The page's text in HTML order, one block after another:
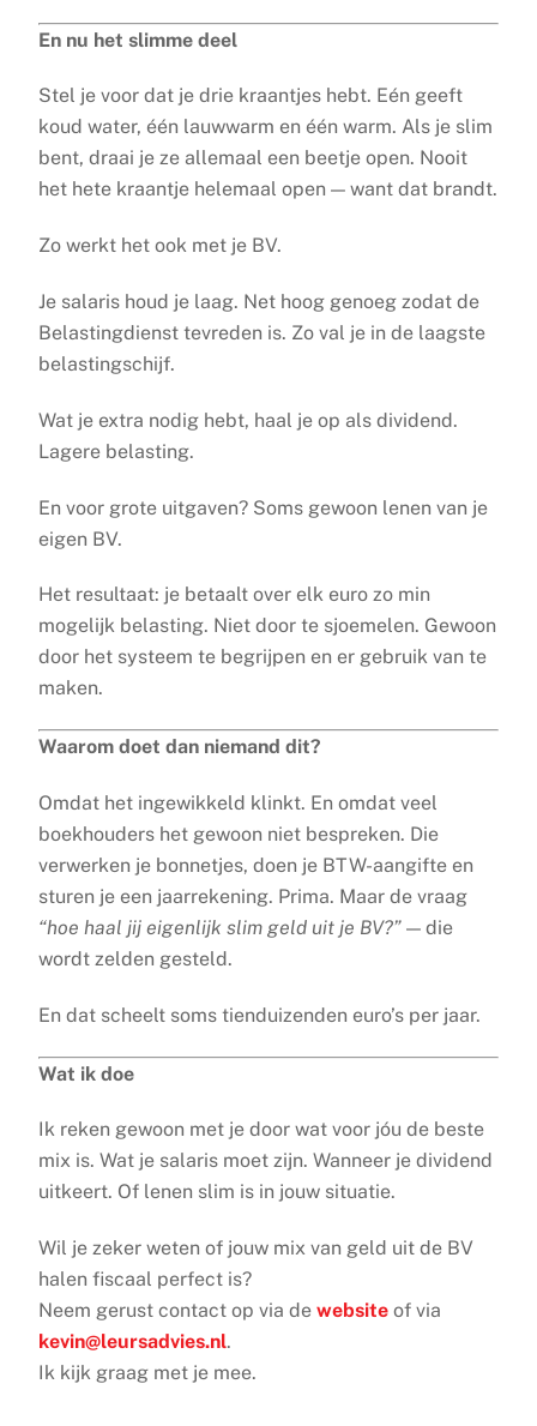
En nu het slimme deel
Stel je voor dat je drie kraantjes hebt. Eén geeft
koud water, één lauwwarm en één warm. Als je slim
bent, draai je ze allemaal een beetje open. Nooit
het hete kraantje helemaal open — want dat brandt.
Zo werkt het ook met je BV.
Je salaris houd je laag. Net hoog genoeg zodat de
Belastingdienst tevreden is. Zo val je in de laagste
belastingschijf.
Wat je extra nodig hebt, haal je op als dividend.
Lagere belasting.
En voor grote uitgaven? Soms gewoon lenen van je
eigen BV.
Het resultaat: je betaalt over elk euro zo min
mogelijk belasting. Niet door te sjoemelen. Gewoon
door het systeem te begrijpen en er gebruik van te
maken.
Waarom doet dan niemand dit?
Omdat het ingewikkeld klinkt. En omdat veel
boekhouders het gewoon niet bespreken. Die
verwerken je bonnetjes, doen je BTW-aangifte en
sturen je een jaarrekening. Prima. Maar de vraag
“hoe haal jij eigenlijk slim geld uit je BV?” — die
wordt zelden gesteld.
En dat scheelt soms tienduizenden euro’s per jaar.
Wat ik doe
Ik reken gewoon met je door wat voor jóu de beste
mix is. Wat je salaris moet zijn. Wanneer je dividend
uitkeert. Of lenen slim is in jouw situatie.
Wil je zeker weten of jouw mix van geld uit de BV
halen fiscaal perfect is?
Neem gerust contact op via dewebsite of via
kevin@leursadvies.nl.
Ik kijk graag met je mee.